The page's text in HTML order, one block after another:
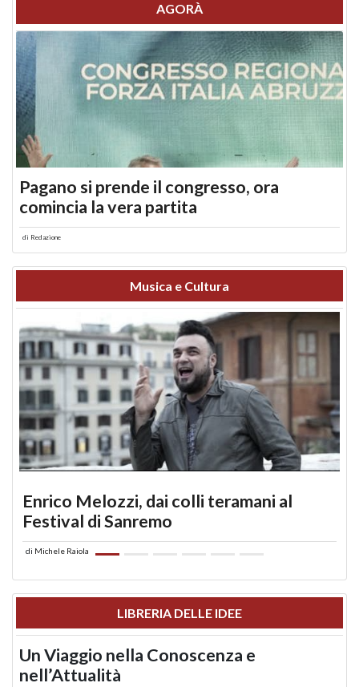
AGORÀ
Pagano si prende il congresso, ora
comincia la vera partita
di Redazione
Musica e Cultura
Enrico Melozzi, dai colli teramani al
Festival di Sanremo
di Michele Raiola
LIBRERIA DELLE IDEE
Un Viaggio nella Conoscenza e
nell’Attualità